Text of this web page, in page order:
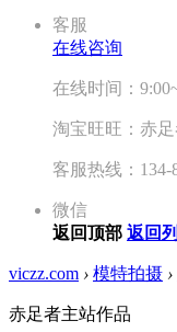
客服
在线咨询
在线时间：
淘宝旺旺：赤
客服热线：134-
微信
返回顶部 返回
viczz.com › 模特拍摄 ›
赤足者主站作品